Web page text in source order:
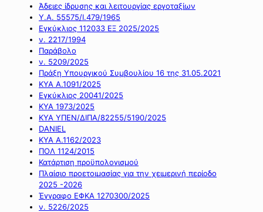
Άδειες ίδρυσης και λειτουργίας εργοταξίων
Υ.Α. 55575/Ι.479/1965
Εγκύκλιος 112033 ΕΞ 2025/2025
ν. 2217/1994
Παράβολο
ν. 5209/2025
Πράξη Υπουργικού Συμβουλίου 16 της 31.05.2021
ΚΥΑ Α.1091/2025
Εγκύκλιος 20041/2025
ΚΥΑ 1973/2025
ΚΥΑ ΥΠΕΝ/ΔΙΠΑ/82255/5190/2025
DANIEL
ΚΥΑ Α.1162/2023
ΠΟΛ 1124/2015
Κατάρτιση προϋπολογισμού
Πλαίσιο προετοιμασίας για την χειμερινή περίοδο
2025 -2026
Έγγραφο ΕΦΚΑ 1270300/2025
ν. 5226/2025